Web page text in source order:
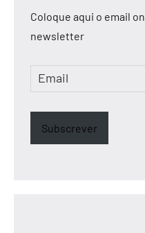
Coloque aqui o email
newsletter
Email
Subscrever